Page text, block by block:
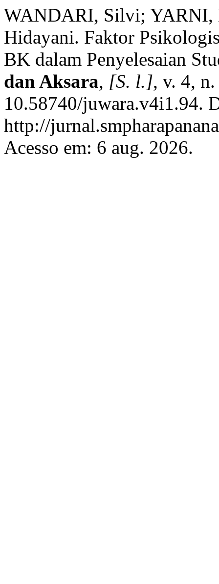
WANDARI, Silvi;
Hidayani. Faktor
BK dalam Penyelesaian
dan Aksara, [S. l.], v. 4,
10.58740/juwara.v4i1.94.
http://
Acesso em: 6 aug. 2026.